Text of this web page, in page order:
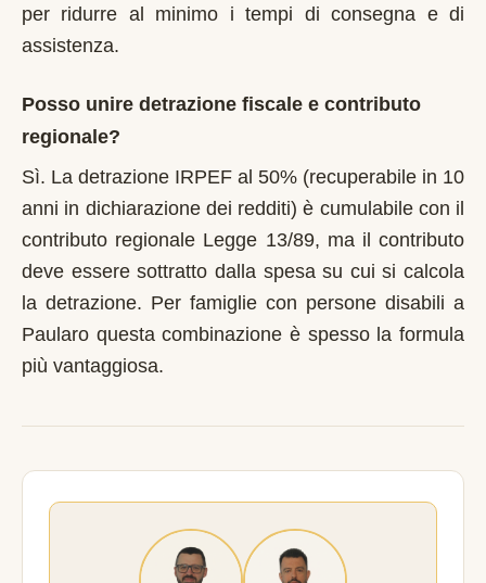
per ridurre al minimo i tempi di consegna e di
assistenza.
Posso unire detrazione fiscale e contributo
regionale?
Sì. La detrazione IRPEF al 50% (recuperabile in 10
anni in dichiarazione dei redditi) è cumulabile con il
contributo regionale Legge 13/89, ma il contributo
deve essere sottratto dalla spesa su cui si calcola
la detrazione. Per famiglie con persone disabili a
Paularo questa combinazione è spesso la formula
più vantaggiosa.